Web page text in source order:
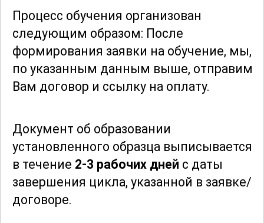
делают производство ферментов и
плазмозаменяющих препаратов более
эффективным и экономически
выгодным. Изучение этих аспектов
поможет вам лучше понять, как
организовать и оптимизировать
практике.
Курс также затрагивает вопросы
нормативно-правового регулирования в
области биотехнологии. Участники
Процесс обучения организован
следующим образом: После
формирования заявки на обучение, мы,
по указанным данным выше, отправим
Вам договор и ссылку на оплату.
Документ об образовании
установленного образца выписывается
в течение 2-3 рабочих дней с даты
завершения цикла, указанной в заявке/
договоре.